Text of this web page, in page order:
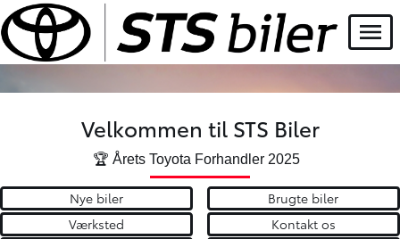
Menu
Velkommen til STS Biler
🏆 Årets Toyota Forhandler 2025
Nye biler
Værksted
Brugte biler
Kontakt os